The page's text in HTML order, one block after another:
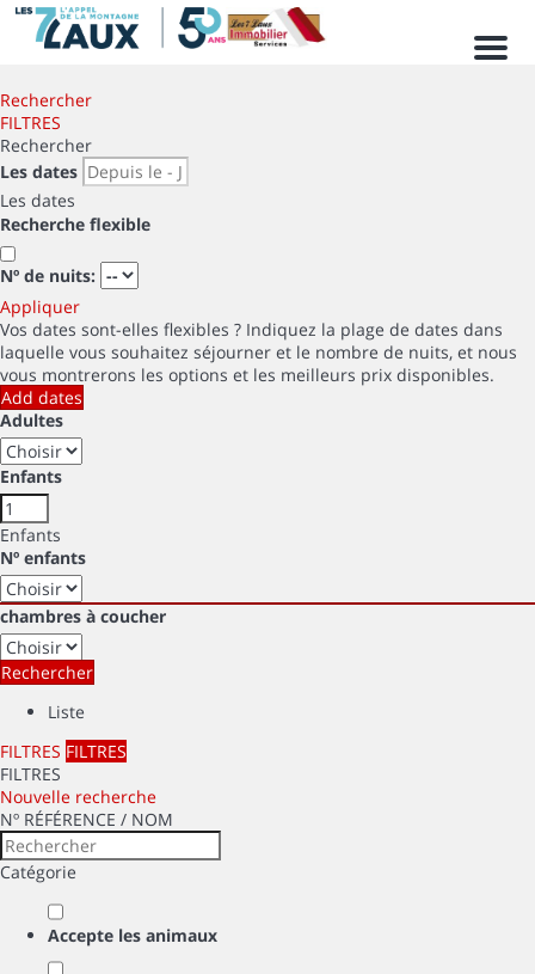
Menu
Rechercher
FILTRES
Rechercher
Les dates
Les dates
Recherche flexible
Nº de nuits:
Appliquer
Vos dates sont-elles flexibles ? Indiquez la plage de dates dans
laquelle vous souhaitez séjourner et le nombre de nuits, et nous
vous montrerons les options et les meilleurs prix disponibles.
Add dates
Adultes
Enfants
Enfants
Nº enfants
chambres à coucher
Rechercher
Liste
FILTRES FILTRES
FILTRES
Nouvelle recherche
Nº RÉFÉRENCE / NOM
Catégorie
Accepte les animaux